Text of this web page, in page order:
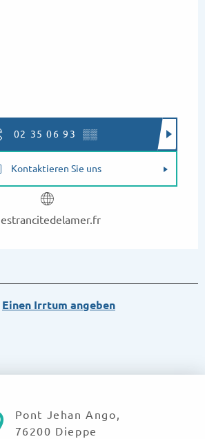
02 35 06 93 ▒▒
Kontaktieren Sie uns
estrancitedelamer.fr
Einen Irrtum angeben
Pont Jehan Ango,
76200 Dieppe